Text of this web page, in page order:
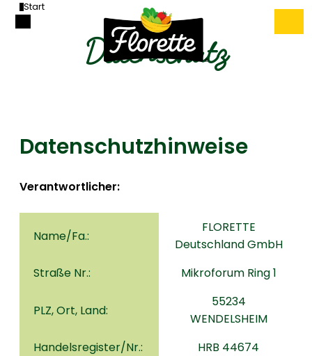
Start
Datenschutz
Datenschutzhinweise
Verantwortlicher:
Name/Fa.:
FLORETTE
Deutschland GmbH
Straße Nr.:
Mikroforum Ring 1
PLZ, Ort, Land:
55234
WENDELSHEIM
Handelsregister/Nr.:
HRB 44674